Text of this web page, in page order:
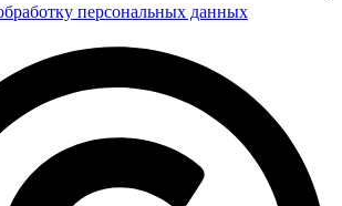
персональных данных